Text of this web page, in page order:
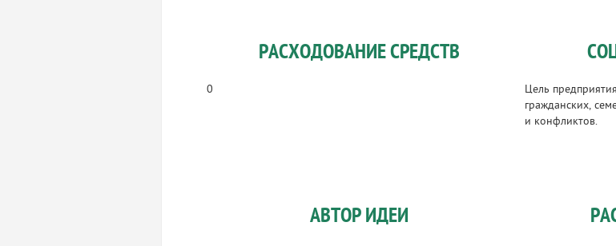
РАСХОДОВАНИЕ СРЕДСТВ
0
Цель
гражданских,
и конфликтов.
АВТОР ИДЕИ